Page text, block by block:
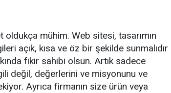
oldukça mühim. Web sitesi, tasarımın
açık, kısa ve öz bir şekilde sunmalıdır
fikir sahibi olsun. Artık sadece
değil, değerlerini ve misyonunu ve
Ayrıca firmanın size ürün veya